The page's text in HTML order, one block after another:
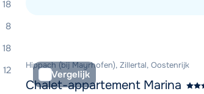
Vergelijk
Hippach (bij Mayrhofen), Zillertal, Oostenrijk
Chalet-appartement Marina
18
8
18
12